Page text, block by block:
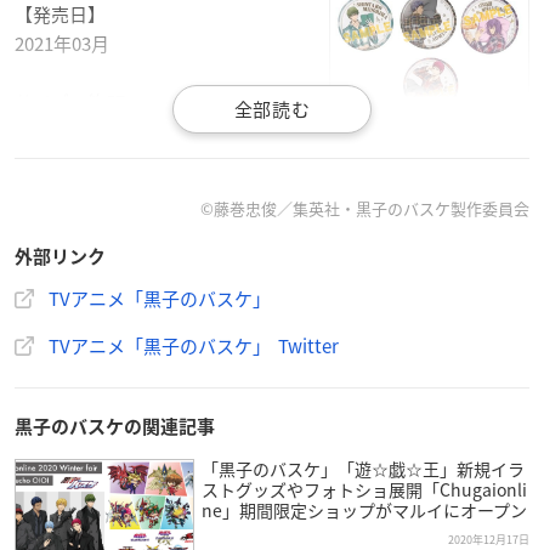
【発売日】
2021年03月
素材：紙・PP・スチール
※1セットのご購入で全種揃わない場合もあります。予めご了
承ください。
▼ご予約・ご購入はこちらから
【価格】
990円(税込)
©︎藤巻忠俊／集英社・黒子のバスケ製作委員会
外部リンク
TVアニメ「黒子のバスケ」
TVアニメ「黒子のバスケ」 Twitter
黒子のバスケの関連記事
「黒子のバスケ」「遊☆戯☆王」新規イラ
ストグッズやフォトショ展開「Chugaionli
ne」期間限定ショップがマルイにオープン
2020年12月17日